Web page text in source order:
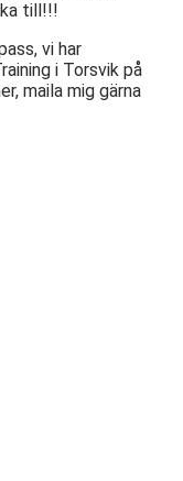
till!!!
vi har
i Torsvik på
maila mig gärna